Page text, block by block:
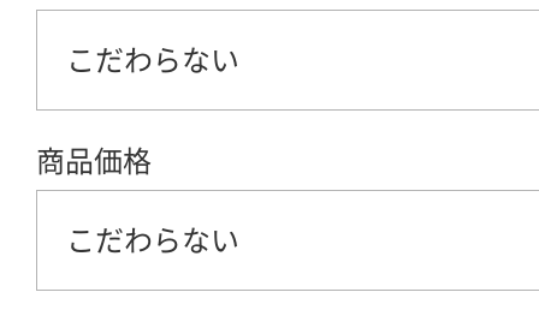
こだわらない
商品価格
こだわらない